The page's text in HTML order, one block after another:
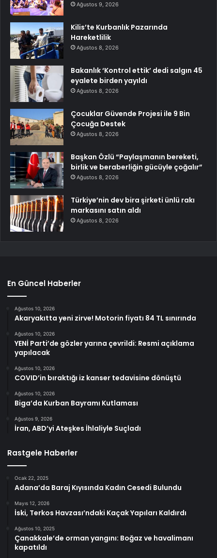
Ağustos 9, 2026
Kilis’te Kurbanlık Pazarında
Hareketlilik
Ağustos 8, 2026
Bakanlık ‘Kontrol ettik’ dedi salgın 45
eyalete birden yayıldı
Ağustos 8, 2026
Çocuklar Güvende Projesi ile 9 Bin
Çocuğa Destek
Ağustos 8, 2026
Başkan Özlü “Paylaşmanın bereketi,
birlik ve beraberliğin gücüyle çoğalır”
Ağustos 8, 2026
Türkiye’nin dev bira şirketi ünlü rakı
markasını satın aldı
Ağustos 8, 2026
En Güncel Haberler
Ağustos 10, 2026
Akaryakıtta yeni zirve! Motorin fiyatı 84 TL sınırında
Ağustos 10, 2026
YENİ Parti’de gözler yarına çevrildi: Resmi açıklama
yapılacak
Ağustos 10, 2026
COVID’in bıraktığı iz kanser tedavisine dönüştü
Ağustos 10, 2026
Biga’da Kurban Bayramı Kutlaması
Ağustos 9, 2026
İran, ABD’yi Ateşkes İhlaliyle Suçladı
Rastgele Haberler
Ocak 22, 2025
Adana’da Baraj Kıyısında Kadın Cesedi Bulundu
Mayıs 12, 2026
İski, Terkos Havzası’ndaki Kaçak Yapıları Kaldırdı
Ağustos 10, 2025
Çanakkale’de orman yangını: Boğaz ve havalimanı
kapatıldı